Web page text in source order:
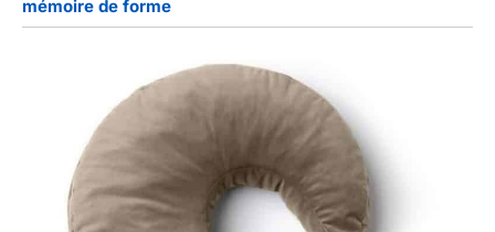
mémoire de forme